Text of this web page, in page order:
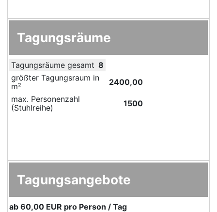
Tagungsräume
Tagungsräume gesamt 8
größter Tagungsraum in
m²
2400,00
max. Personenzahl
(Stuhlreihe)
1500
Tagungsangebote
ab 60,00 EUR pro Person / Tag